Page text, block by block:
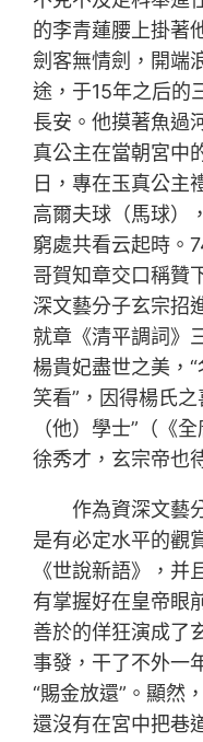
的李青蓮腰上掛著
劍客無情劍，開端
途，于15年之后的
長安。他摸著魚過
真公主在當朝宮中
日，專在玉真公主
高爾夫球（馬球）
窮處共看云起時。
哥賀知章交口稱贊
深文藝分子玄宗招
就章《清平調詞》
楊貴妃盡世之美，
笑看”，因得楊氏
（他）學士”（《
徐秀才，玄宗帝也
作為資深文藝
是有必定水平的
《世說新語》，并
有掌握好在皇帝眼
善於的佯狂演成了
事發，干了不外一
“賜金放還”。顯然
還沒有在宮中把巷